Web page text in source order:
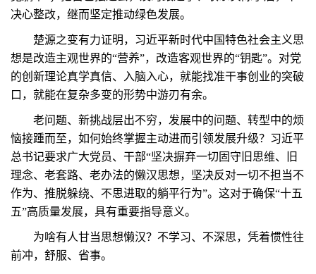
决心整改，继而坚定推动绿色发展。
楚源之变有力证明，习近平新时代中国特色社会主义思
想是改造主观世界的“营养”，改造客观世界的“钥匙”。对党
的创新理论真学真信、入脑入心，就能找准干事创业的突破
口，就能在复杂多变的形势中游刃有余。
老问题、新挑战层出不穷，发展中的问题、转型中的烦
恼接踵而至，如何始终掌握主动进而引领发展升级？习近平
总书记要求广大党员、干部“坚决摒弃一切固守旧思维、旧
理念、老套路、老办法的懒汉思想，坚决反对一切不担当不
作为、推脱躲绕、不思进取的躺平行为”。这对于确保“十五
五”高质量发展，具有重要指导意义。
为啥有人甘当思想懒汉？不学习、不深思，凭着惯性往
前冲，舒服、省事。